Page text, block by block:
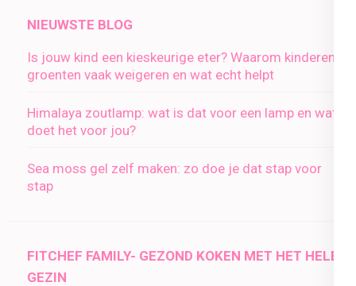
NIEUWSTE BLOG
Is jouw kind een kieskeurige eter? Waarom kinderen
groenten vaak weigeren en wat echt helpt
Himalaya zoutlamp: wat is dat voor een lamp en wat
doet het voor jou?
Sea moss gel zelf maken: zo doe je dat stap voor
stap
FITCHEF FAMILY- GEZOND KOKEN MET HET HELE
GEZIN